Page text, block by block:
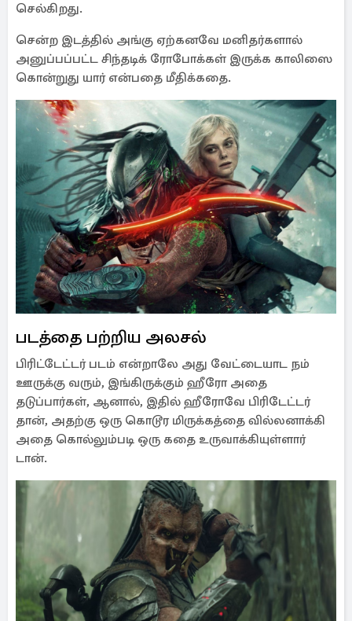
செல்கிறது.
சென்ற இடத்தில் அங்கு ஏற்கனவே மனிதர்களால்
அனுப்பப்பட்ட சிந்தடிக் ரோபோக்கள் இருக்க காலிஸை
கொன்றுது யார் என்பதை மீதிக்கதை.
படத்தை பற்றிய அலசல்
பிரிட்டேட்டர் படம் என்றாலே அது வேட்டையாட நம்
ஊருக்கு வரும், இங்கிருக்கும் ஹீரோ அதை
தடுப்பார்கள், ஆனால், இதில் ஹீரோவே பிரிடேட்டர்
தான், அதற்கு ஒரு கொடூர மிருக்கத்தை வில்லனாக்கி
அதை கொல்லும்படி ஒரு கதை உருவாக்கியுள்ளார்
டான்.